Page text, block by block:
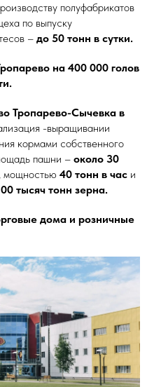
полуфабрикатов
по выпуску
– до 50 тонн в сутки.
на 400 000 голов
Тропарево-Сычевка в
-выращивании
кормами собственного
пашни – около 30
мощностью 40 тонн в час и
тысяч тонн зерна.
дома и розничные